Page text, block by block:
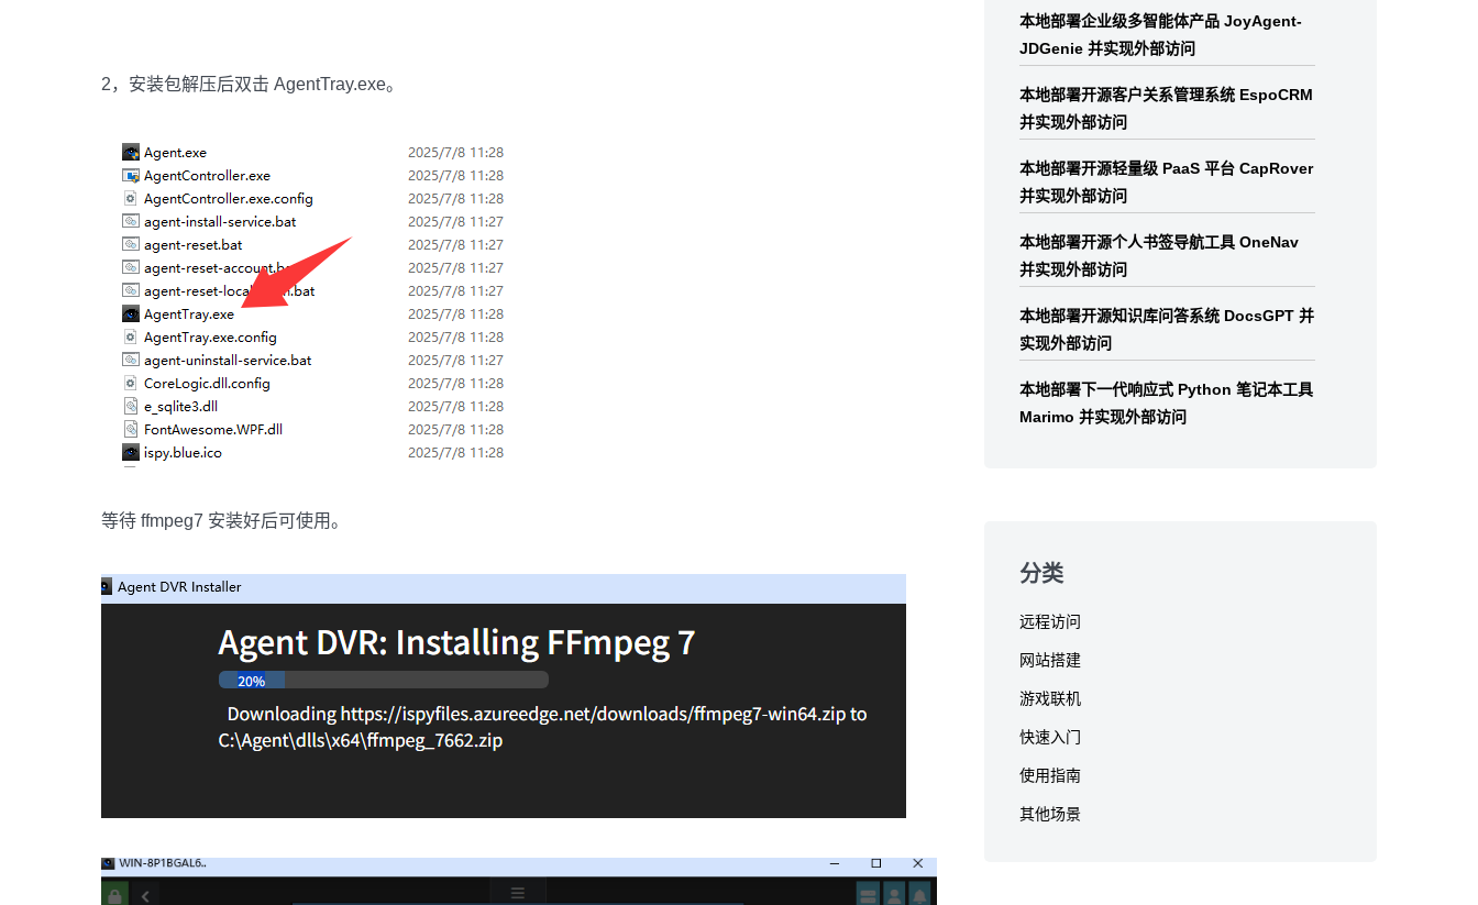
2，安装包解压后双击 AgentTray.exe。
等待 ffmpeg7 安装好后可使用。
本地部署企业级多智能体产品 JoyAgent-
JDGenie 并实现外部访问
本地部署开源客户关系管理系统 EspoCRM
并实现外部访问
本地部署开源轻量级 PaaS 平台 CapRover
并实现外部访问
本地部署开源个人书签导航工具 OneNav
并实现外部访问
本地部署开源知识库问答系统 DocsGPT 并
实现外部访问
本地部署下一代响应式 Python 笔记本工具
Marimo 并实现外部访问
分类
远程访问
网站搭建
游戏联机
快速入门
使用指南
其他场景